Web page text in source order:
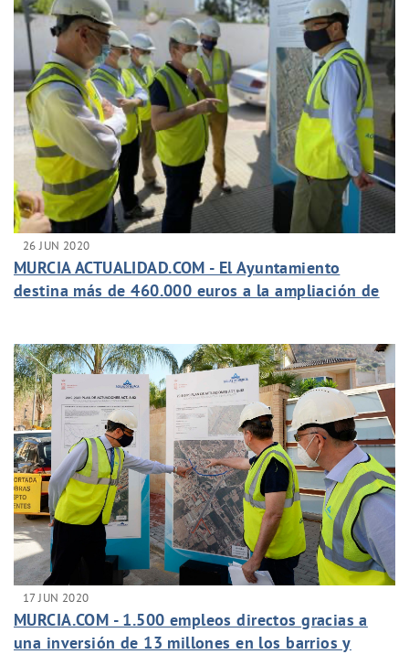
26 JUN 2020
MURCIA ACTUALIDAD.COM - El Ayuntamiento
destina más de 460.000 euros a la ampliación de
17 JUN 2020
MURCIA.COM - 1.500 empleos directos gracias a
una inversión de 13 millones en los barrios y